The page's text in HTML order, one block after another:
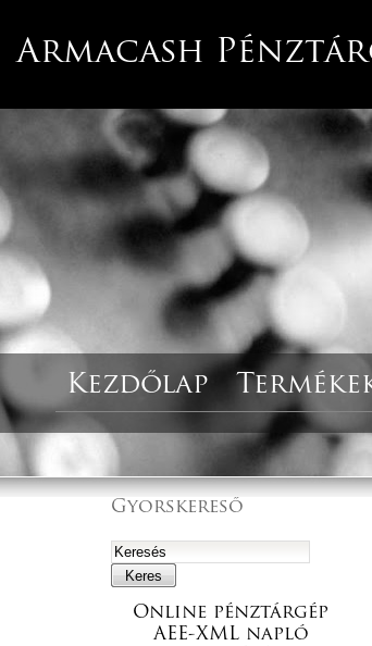
Armacash
Kezdőlap
Gyorskereső
Online pénztárgép
AEE-XML napló